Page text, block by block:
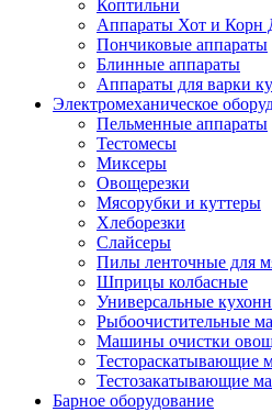
Коптильни
Аппараты Хот и Корн
Пончиковые аппараты
Блинные аппараты
Аппараты для варки
Электромеханическое
Пельменные аппараты
Тестомесы
Миксеры
Овощерезки
Мясорубки и куттеры
Хлеборезки
Слайсеры
Пилы ленточные для
Шприцы колбасные
Универсальные
Рыбоочистительные
Машины очистки
Тестораскатывающие
Тестозакатывающие
Барное оборудование